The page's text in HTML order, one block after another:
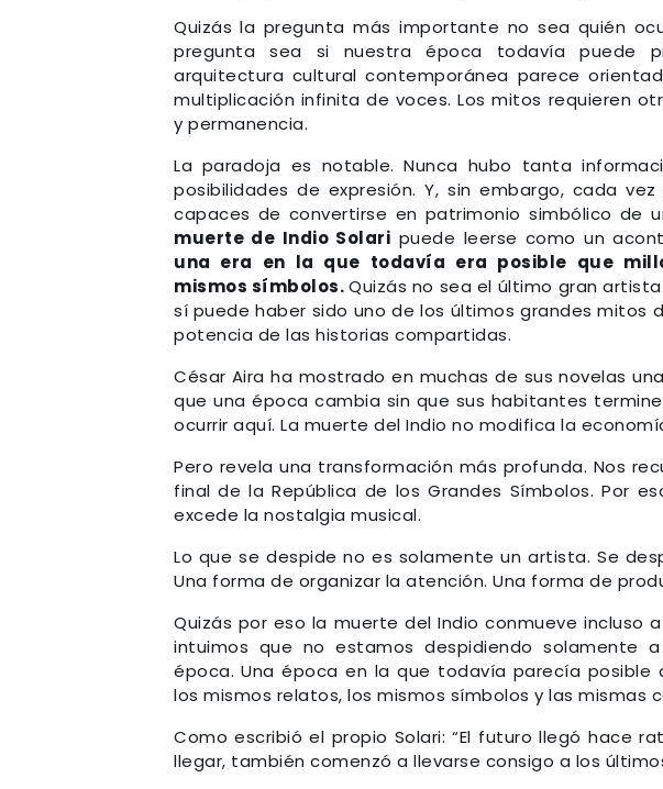
Quizás la pregunta más importante no sea quién
pregunta sea si nuestra época todavía puede
arquitectura cultural contemporánea parece
multiplicación infinita de voces. Los mitos requieren
y permanencia.
La paradoja es notable. Nunca hubo tanta
posibilidades de expresión. Y, sin embargo, cada
capaces de convertirse en patrimonio simbólico de
muerte de Indio Solari puede leerse como un
una era en la que todavía era posible que
mismos símbolos.Quizás no sea el último gran
sí puede haber sido uno de los últimos grandes mitos
potencia de las historias compartidas.
César Aira ha mostrado en muchas de sus novelas
que una época cambia sin que sus habitantes
ocurrir aquí. La muerte del Indio no modifica la
Pero revela una transformación más profunda. Nos
final de la República de los Grandes Símbolos. Por
excede la nostalgia musical.
Lo que se despide no es solamente un artista. Se
Una forma de organizar la atención. Una forma de
Quizás por eso la muerte del Indio conmueve incluso
intuimos que no estamos despidiendo solamente
época. Una época en la que todavía parecía posible
los mismos relatos, los mismos símbolos y las mismas
Como escribió el propio Solari: “El futuro llegó hace
llegar, también comenzó a llevarse consigo a los